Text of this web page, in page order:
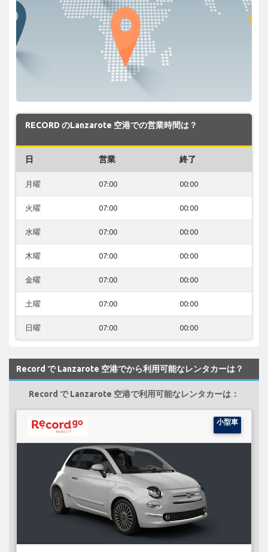
RECORD のLanzarote 空港での営業時間は？
日 営業 終了
月曜 07:00 00:00
火曜 07:00 00:00
水曜 07:00 00:00
木曜 07:00 00:00
金曜 07:00 00:00
土曜 07:00 00:00
日曜 07:00 00:00
Record で Lanzarote 空港でから利用可能なレンタカーは？
Record で Lanzarote 空港で利用可能なレンタカーは：
小型車